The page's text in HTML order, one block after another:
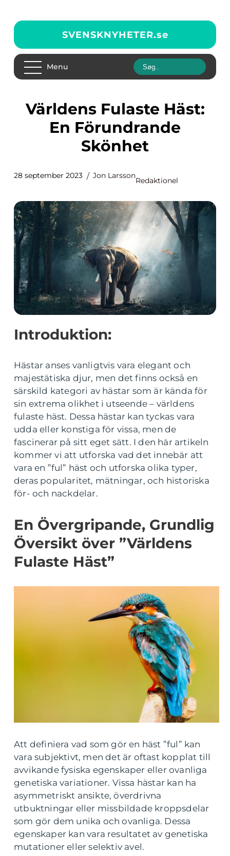
SVENSKNYHETER.se
Menu
Världens Fulaste Häst:
En Förundrande
Skönhet
28 september 2023 Jon Larsson
Redaktionel
Introduktion:
Hästar anses vanligtvis vara elegant och
majestätiska djur, men det finns också en
särskild kategori av hästar som är kända för
sin extrema olikhet i utseende – världens
fulaste häst. Dessa hästar kan tyckas vara
udda eller konstiga för vissa, men de
fascinerar på sitt eget sätt. I den här artikeln
kommer vi att utforska vad det innebär att
vara en ”ful” häst och utforska olika typer,
deras popularitet, mätningar, och historiska
för- och nackdelar.
En Övergripande, Grundlig
Översikt över ”Världens
Fulaste Häst”
Att definiera vad som gör en häst ”ful” kan
vara subjektivt, men det är oftast kopplat till
avvikande fysiska egenskaper eller ovanliga
genetiska variationer. Vissa hästar kan ha
asymmetriskt ansikte, överdrivna
utbuktningar eller missbildade kroppsdelar
som gör dem unika och ovanliga. Dessa
egenskaper kan vara resultatet av genetiska
mutationer eller selektiv avel.